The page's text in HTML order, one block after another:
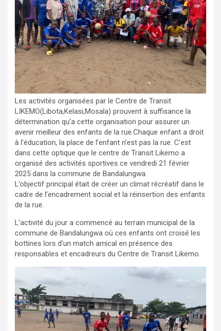
Les activités organisées par le Centre de Transit
LIKEMO(Libota,Kelasi,Mosala) prouvent à suffisance la
détermination qu’a cette organisation pour assurer un
avenir meilleur des enfants de la rue.Chaque enfant a droit
à l’éducation, la place de l’enfant n’est pas la rue. C’est
dans cette optique que le centre de Transit Likemo a
organisé des activités sportives ce vendredi 21 février
2025 dans la commune de Bandalungwa.
L’objectif principal était de créer un climat récréatif dans le
cadre de l’encadrement social et la réinsertion des enfants
de la rue.
L’activité du jour a commencé au terrain municipal de la
commune de Bandalungwa où ces enfants ont croisé les
bottines lors d’un match amical en présence des
responsables et encadreurs du Centre de Transit Likemo.